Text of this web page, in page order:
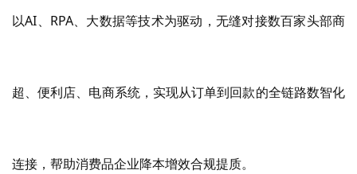
以AI、RPA、大数据等技术为驱动，无缝对接数百家头部商
超、便利店、电商系统，实现从订单到回款的全链路数智化
连接，帮助消费品企业降本增效合规提质。